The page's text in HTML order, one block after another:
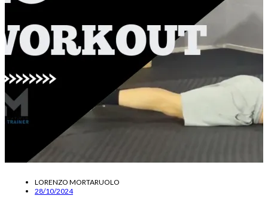
LORENZO MORTARUOLO
28/10/2024